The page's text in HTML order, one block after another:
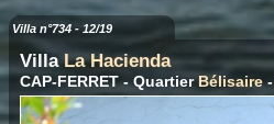
Villa n°734 - 12/19
VillaLa Hacienda
CAP-FERRET - QuartierBélisaire-